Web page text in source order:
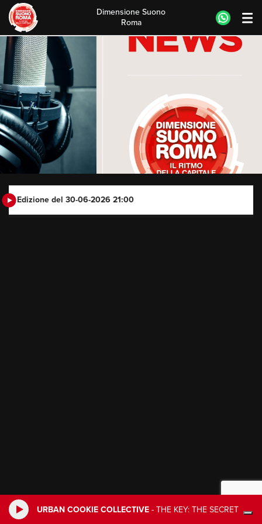
URBAN COOKIE COLLECTIVE - THE KEY: THE SECRET
Skip
to
content
Dimensione Suono
Roma
Edizione del 30-06-2026 21:00